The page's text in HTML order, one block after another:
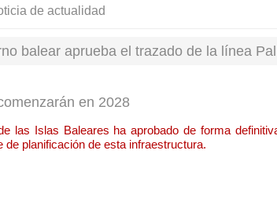
de actualidad
balear aprueba el trazado de la línea
en 2028
las Islas Baleares ha aprobado de forma
de planificación de esta infraestructura.